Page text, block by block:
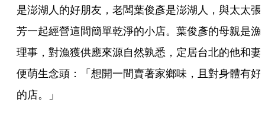
是澎湖人的好朋友，老闆葉俊彥是澎湖人，與太太張
芳一起經營這間簡單乾淨的小店。葉俊彥的母親是漁
理事，對漁獲供應來源自然孰悉，定居台北的他和妻
便萌生念頭：「想開一間賣著家鄉味，且對身體有好
的店。」